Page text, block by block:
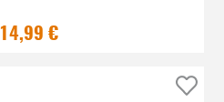
14,99 €